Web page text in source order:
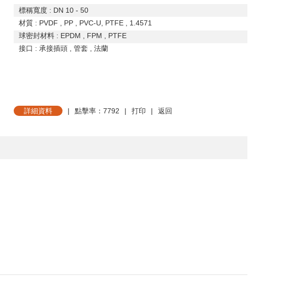
標稱寬度 : DN 10 - 50
材質 : PVDF , PP , PVC-U, PTFE , 1.4571
球密封材料 : EPDM , FPM , PTFE
接口 : 承接插頭 管套 法蘭
詳細資料 | 點擊率：7792 | 打印 | 返回